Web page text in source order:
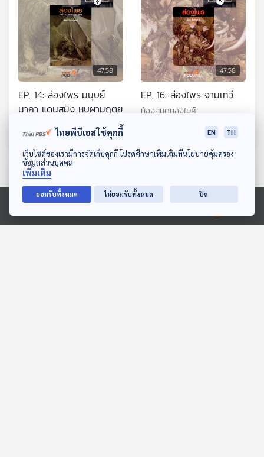
ดาวน์โหลด Thai PBS Podcast Application
Ⓒ 2020 องค์การกระจายเสียงและแพร่ภาพสาธารณะแห่งประเทศไทย
47:58
EP. 14: ล่องไพร มนุษย์
นาคา แดนสมิง ุหุุบผามฤตยู
ห้องสมุดหลังไมค์
47:58
EP. 16: ล่องไพร จามเทวี
ห้องสมุดหลังไมค์
ตอนที่เกี่ยวข้อง
ไทยพีบีเอสใช้คุกกี้ EN TH
เว็บไซต์ของเรามีการจัดเก็บคุกกี้ โปรดศึกษาเพิ่มเติมที่นโยบายคุ้มครอง
ข้อมูลส่วนบุคคล
เพิ่มเติม
ยอมรับทั้งหมด ไม่ยอมรับทั้งหมด ปิด